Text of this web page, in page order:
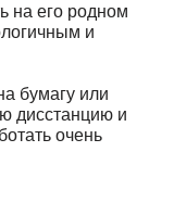
на его родном
и
бумагу или
дисстанцию и
очень